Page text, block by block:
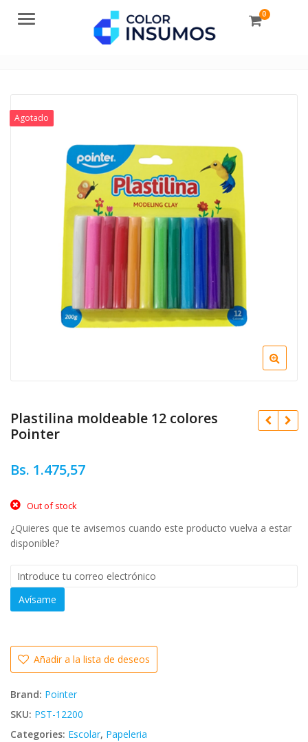
Menu 0
Agotado
Plastilina moldeable 12 colores
Pointer
Bs. 1.475,57
Out of stock
¿Quieres que te avisemos cuando este producto vuelva a estar
disponible?
Avísame
Añadir a la lista de deseos
Brand: Pointer
SKU: PST-12200
Categories: Escolar, Papeleria